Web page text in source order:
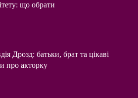
що обрати
Дрозд: батьки, брат та цікаві
про акторку